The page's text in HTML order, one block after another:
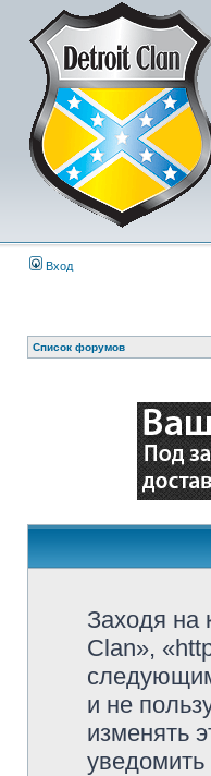
Вход
Список форумов
Заходя
Clan»,
и не
изменять